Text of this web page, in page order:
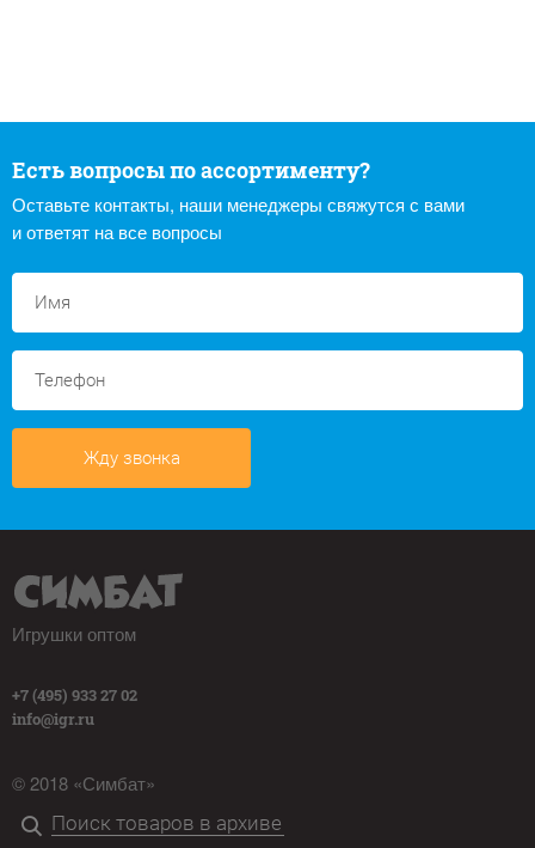
Есть вопросы по ассортименту?
Оставьте контакты, наши менеджеры свяжутся с вами
и ответят на все вопросы
Жду звонка
Игрушки оптом
+7 (495) 933 27 02
info@igr.ru
© 2018 «Симбат»